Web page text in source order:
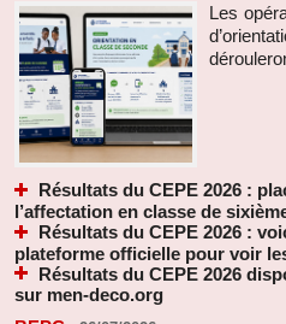
Les
Résultats du CEPE 2026 :
l’affectation en classe de
Résultats du CEPE 2026 :
plateforme officielle pour voir
Résultats du CEPE 2026
sur men-deco.org